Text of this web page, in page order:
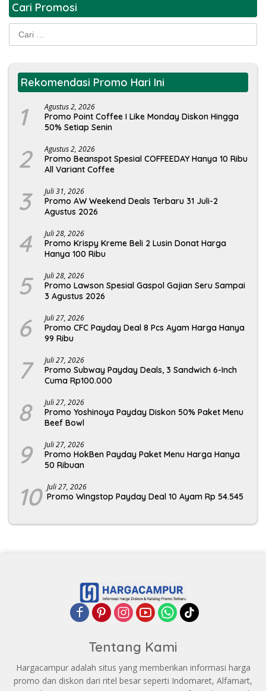
Cari Promosi
Cari
untuk:
Rekomendasi Promo Hari Ini
1 Agustus 2, 2026
Promo Point Coffee I Like Monday Diskon Hingga
50% Setiap Senin
2 Agustus 2, 2026
Promo Beanspot Spesial COFFEEDAY Hanya 10 Ribu
All Variant Coffee
3 Juli 31, 2026
Promo AW Weekend Deals Terbaru 31 Juli-2
Agustus 2026
4 Juli 28, 2026
Promo Krispy Kreme Beli 2 Lusin Donat Harga
Hanya 100 Ribu
5 Juli 28, 2026
Promo Lawson Spesial Gaspol Gajian Seru Sampai
3 Agustus 2026
6 Juli 27, 2026
Promo CFC Payday Deal 8 Pcs Ayam Harga Hanya
99 Ribu
7 Juli 27, 2026
Promo Subway Payday Deals, 3 Sandwich 6-Inch
Cuma Rp100.000
8 Juli 27, 2026
Promo Yoshinoya Payday Diskon 50% Paket Menu
Beef Bowl
9 Juli 27, 2026
Promo HokBen Payday Paket Menu Harga Hanya
50 Ribuan
10 Juli 27, 2026
Promo Wingstop Payday Deal 10 Ayam Rp 54.545
Tentang Kami
Hargacampur adalah situs yang memberikan informasi harga
promo dan diskon dari ritel besar seperti Indomaret, Alfamart,